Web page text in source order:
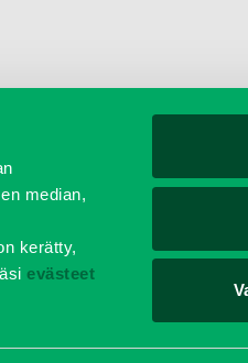
median,
kerätty,
evästeet